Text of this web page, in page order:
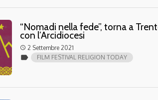
“Nomadi nella fede”, torna a
con l’Arcidiocesi
access_time 2 Settembre 2021
label FILM FESTIVAL RELIGION TODAY